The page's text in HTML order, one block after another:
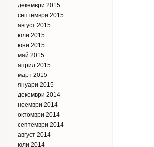
декември 2015
септември 2015
август 2015
юли 2015
юни 2015
май 2015
април 2015
март 2015
януари 2015
декември 2014
ноември 2014
октомври 2014
септември 2014
август 2014
юли 2014